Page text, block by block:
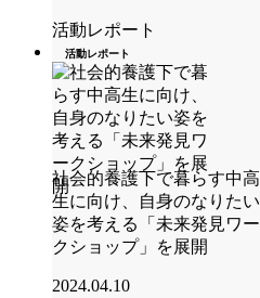
活動レポート
活動レポート
社会的養護下で暮らす中高
生に向け、自身のなりたい
姿を考える「未来発見ワー
クショップ」を展開
2024.04.10